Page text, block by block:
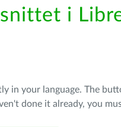
i
in your language. The
done it already, you